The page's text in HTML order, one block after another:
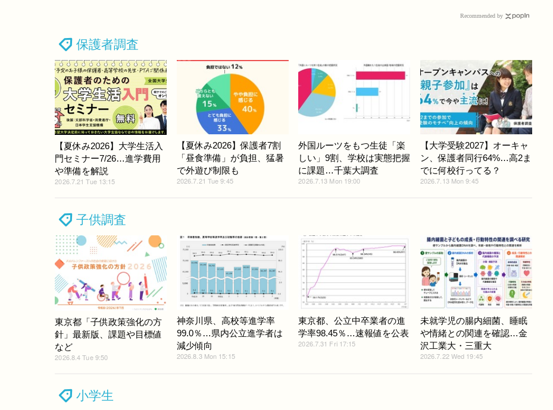
Recommended by
保護者調査
【夏休み2026】大学生活入
門セミナー7/26…進学費用
や準備を解説
2026.7.21 Tue 13:15
【夏休み2026】保護者7割
「昼食準備」が負担、猛暑
で外遊び制限も
2026.7.21 Tue 9:45
外国ルーツをもつ生徒「楽
しい」9割、学校は実態把握
に課題…千葉大調査
2026.7.13 Mon 19:00
【大学受験2027】オーキャ
ン、保護者同行64%…高2ま
でに何校行ってる？
2026.7.13 Mon 9:45
子供調査
東京都「子供政策強化の方
針」最新版、課題や目標値
など
2026.8.4 Tue 9:50
神奈川県、高校等進学率
99.0％…県内公立進学者は
減少傾向
2026.8.3 Mon 15:15
東京都、公立中卒業者の進
学率98.45％…速報値を公表
2026.7.31 Fri 17:15
未就学児の腸内細菌、睡眠
や情緒との関連を確認…金
沢工業大・三重大
2026.7.22 Wed 19:45
小学生